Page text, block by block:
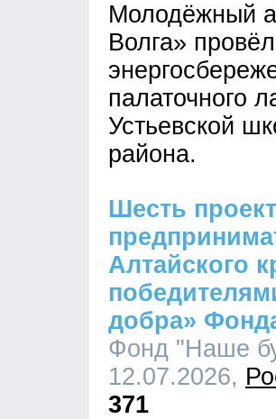
Молодёжный
Волга»
палаточного
Устьевской
района.
Шесть
Алтайского
добра»
Фонд "Наше
12.07.2026,
371